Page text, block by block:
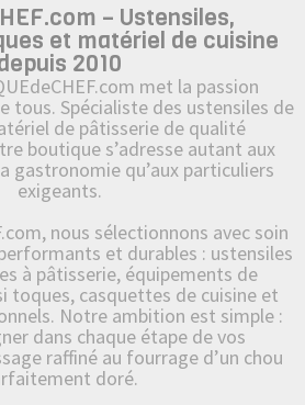
– Ustensiles,
et matériel de cuisine
2010
met la passion
tous. Spécialiste des ustensiles de
de pâtisserie de qualité
boutique s’adresse autant aux
gastronomie qu’aux particuliers
exigeants.
nous sélectionnons avec soin
et durables : ustensiles
à pâtisserie, équipements de
toques, casquettes de cuisine et
Notre ambition est simple :
dans chaque étape de vos
raffiné au fourrage d’un chou
doré.